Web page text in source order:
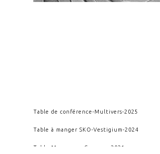
Table de conférence-Multivers-2025
Table à manger SKO-Vestigium-2024
Table Mangroove Crescere -2021